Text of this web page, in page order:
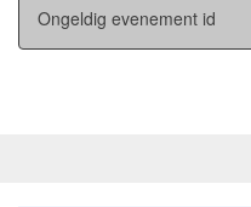
Ongeldig evenement id